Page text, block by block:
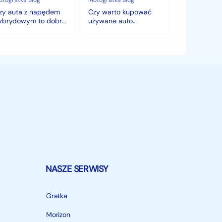
auta z napędem
to dobry
które
zaskoczą
każdego
Czy warto kupować
używane auto
NASZE SERWISY
Gratka
Morizon